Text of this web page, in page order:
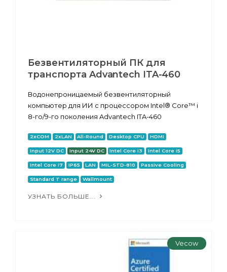
Безвентиляторный ПК для
транспорта Advantech ITA-460
Водонепроницаемый безвентиляторный
компьютер для ИИ с процессором Intel® Core™ i
8-го/9-го поколения Advantech ITA-460
2xCOM 2xLAN All-Round Desktop CPU HDMI
Input 12V DC Input 24V DC Intel Core i3 Intel Core i5
Intel Core i7 IP65 LAN MIL-STD-810 Passive Cooling
Standard T range Wallmount
УЗНАТЬ БОЛЬШЕ...
Vecow